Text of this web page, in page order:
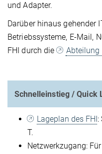
und Adapter.
Darüber hinaus gehender
Betriebssysteme, E-Mail,
FHI durch die
Abteilung
Schnelleinstieg / Quick
Lageplan des FHI :
T.
Netzwerkzugang: